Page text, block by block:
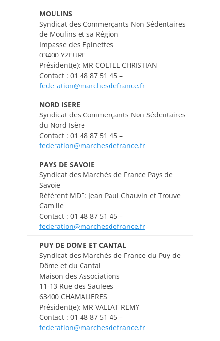
MOULINS
Syndicat des Commerçants Non Sédentaires
de Moulins et sa Région
Impasse des Epinettes
03400 YZEURE
Président(e): MR COLTEL CHRISTIAN
Contact : 01 48 87 51 45 –
federation@marchesdefrance.fr
NORD ISERE
Syndicat des Commerçants Non Sédentaires
du Nord Isère
Contact : 01 48 87 51 45 –
federation@marchesdefrance.fr
PAYS DE SAVOIE
Syndicat des Marchés de France Pays de
Savoie
Référent MDF: Jean Paul Chauvin et Trouve
Camille
Contact : 01 48 87 51 45 –
federation@marchesdefrance.fr
PUY DE DOME ET CANTAL
Syndicat des Marchés de France du Puy de
Dôme et du Cantal
Maison des Associations
11-13 Rue des Saulées
63400 CHAMALIERES
Président(e): MR VALLAT REMY
Contact : 01 48 87 51 45 –
federation@marchesdefrance.fr